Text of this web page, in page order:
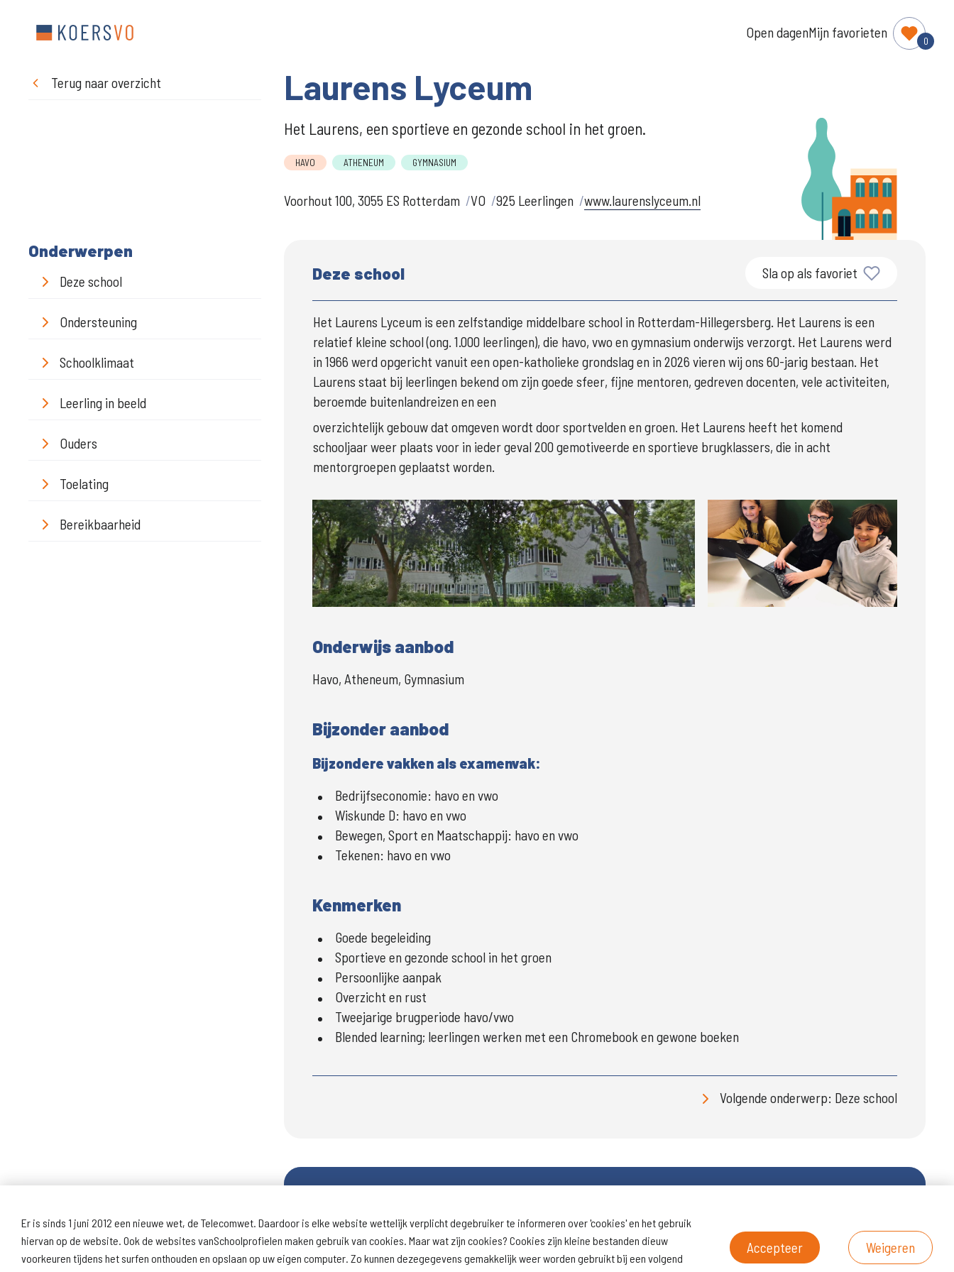
Er is sinds 1 juni 2012 een nieuwe wet, de Telecomwet. Daardoor is elke website wettelijk verplicht degebruiker te informeren over 'cookies' en het gebruik
hiervan op de website. Ook de websites vanSchoolprofielen maken gebruik van cookies. Maar wat zijn cookies? Cookies zijn kleine bestanden dieuw
voorkeuren tijdens het surfen onthouden en opslaan op uw eigen computer. Zo kunnen dezegegevens gemakkelijk weer worden gebruikt bij een volgend
Accepteer Weigeren
Open dagenMijn favorieten
0
Terug naar overzicht Laurens Lyceum
Het Laurens, een sportieve en gezonde school in het groen.
HAVO ATHENEUM GYMNASIUM
Voorhout 100, 3055 ES Rotterdam VO 925 Leerlingen www.laurenslyceum.nl
Onderwerpen
Deze school
Ondersteuning
Schoolklimaat
Leerling in beeld
Ouders
Toelating
Bereikbaarheid
Deze school Sla op als favoriet
Het Laurens Lyceum is een zelfstandige middelbare school in Rotterdam-Hillegersberg. Het Laurens is een
relatief kleine school (ong. 1.000 leerlingen), die havo, vwo en gymnasium onderwijs verzorgt. Het Laurens werd
in 1966 werd opgericht vanuit een open-katholieke grondslag en in 2026 vieren wij ons 60-jarig bestaan. Het
Laurens staat bij leerlingen bekend om zijn goede sfeer, fijne mentoren, gedreven docenten, vele activiteiten,
beroemde buitenlandreizen en een
overzichtelijk gebouw dat omgeven wordt door sportvelden en groen. Het Laurens heeft het komend
schooljaar weer plaats voor in ieder geval 200 gemotiveerde en sportieve brugklassers, die in acht
mentorgroepen geplaatst worden.
Groter
Groter
Onderwijs aanbod
Havo, Atheneum, Gymnasium
Bijzonder aanbod
Bijzondere vakken als examenvak:
Bedrijfseconomie: havo en vwo
Wiskunde D: havo en vwo
Bewegen, Sport en Maatschappij: havo en vwo
Tekenen: havo en vwo
Kenmerken
Goede begeleiding
Sportieve en gezonde school in het groen
Persoonlijke aanpak
Overzicht en rust
Tweejarige brugperiode havo/vwo
Blended learning; leerlingen werken met een Chromebook en gewone boeken
Volgende onderwerp: Deze school
Download schoolprofiel
Naar schoolresultaten
(inspectie)
Naar
scholenopdekaart.nl